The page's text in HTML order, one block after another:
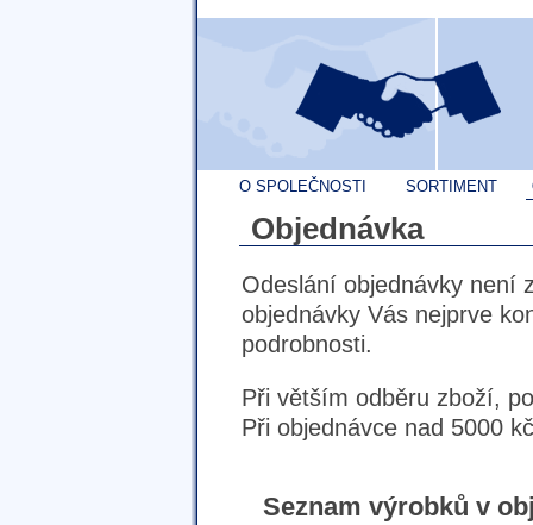
O SPOLEČNOSTI SORTIMENT
Objednávka
Odeslání objednávky není
objednávky Vás nejprve
podrobnosti.
Při větším odběru zboží,
Při objednávce nad 5000
Seznam výrobků v